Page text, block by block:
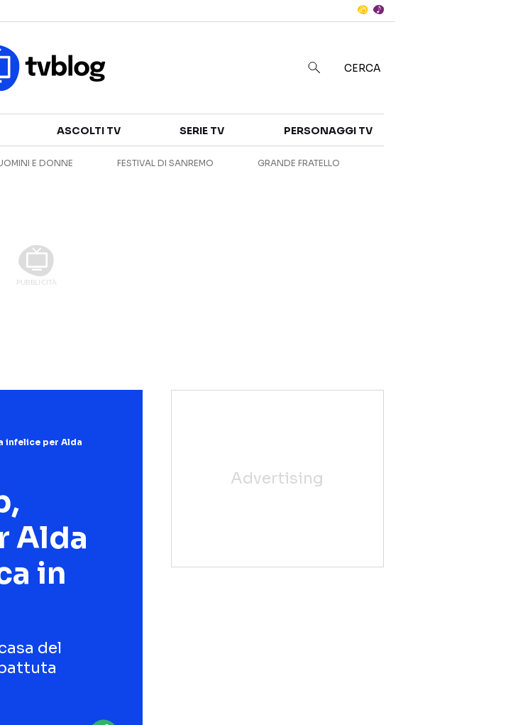
SERIE TV
ANTEPRIME
CERCA
ASCOLTI TV SERIE TV PERSONAGGI TV
E DONNE FESTIVAL DI SANREMO GRANDE FRATELLO
infelice per Alda
Alda
in
del